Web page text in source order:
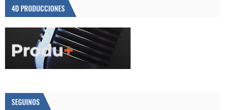
4D PRODUCCIONES
SEGUINOS